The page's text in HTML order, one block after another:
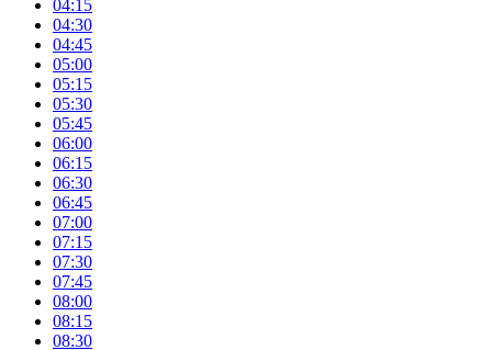
04:15
04:30
04:45
05:00
05:15
05:30
05:45
06:00
06:15
06:30
06:45
07:00
07:15
07:30
07:45
08:00
08:15
08:30